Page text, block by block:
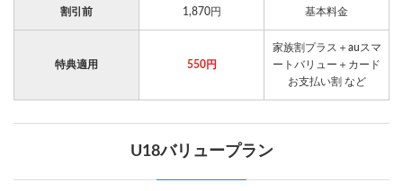
割引前 1,870円 基本料金
特典適用 550円
家族割プラス＋auスマ
ートバリュー＋カード
お支払い割 など
U18バリュープラン